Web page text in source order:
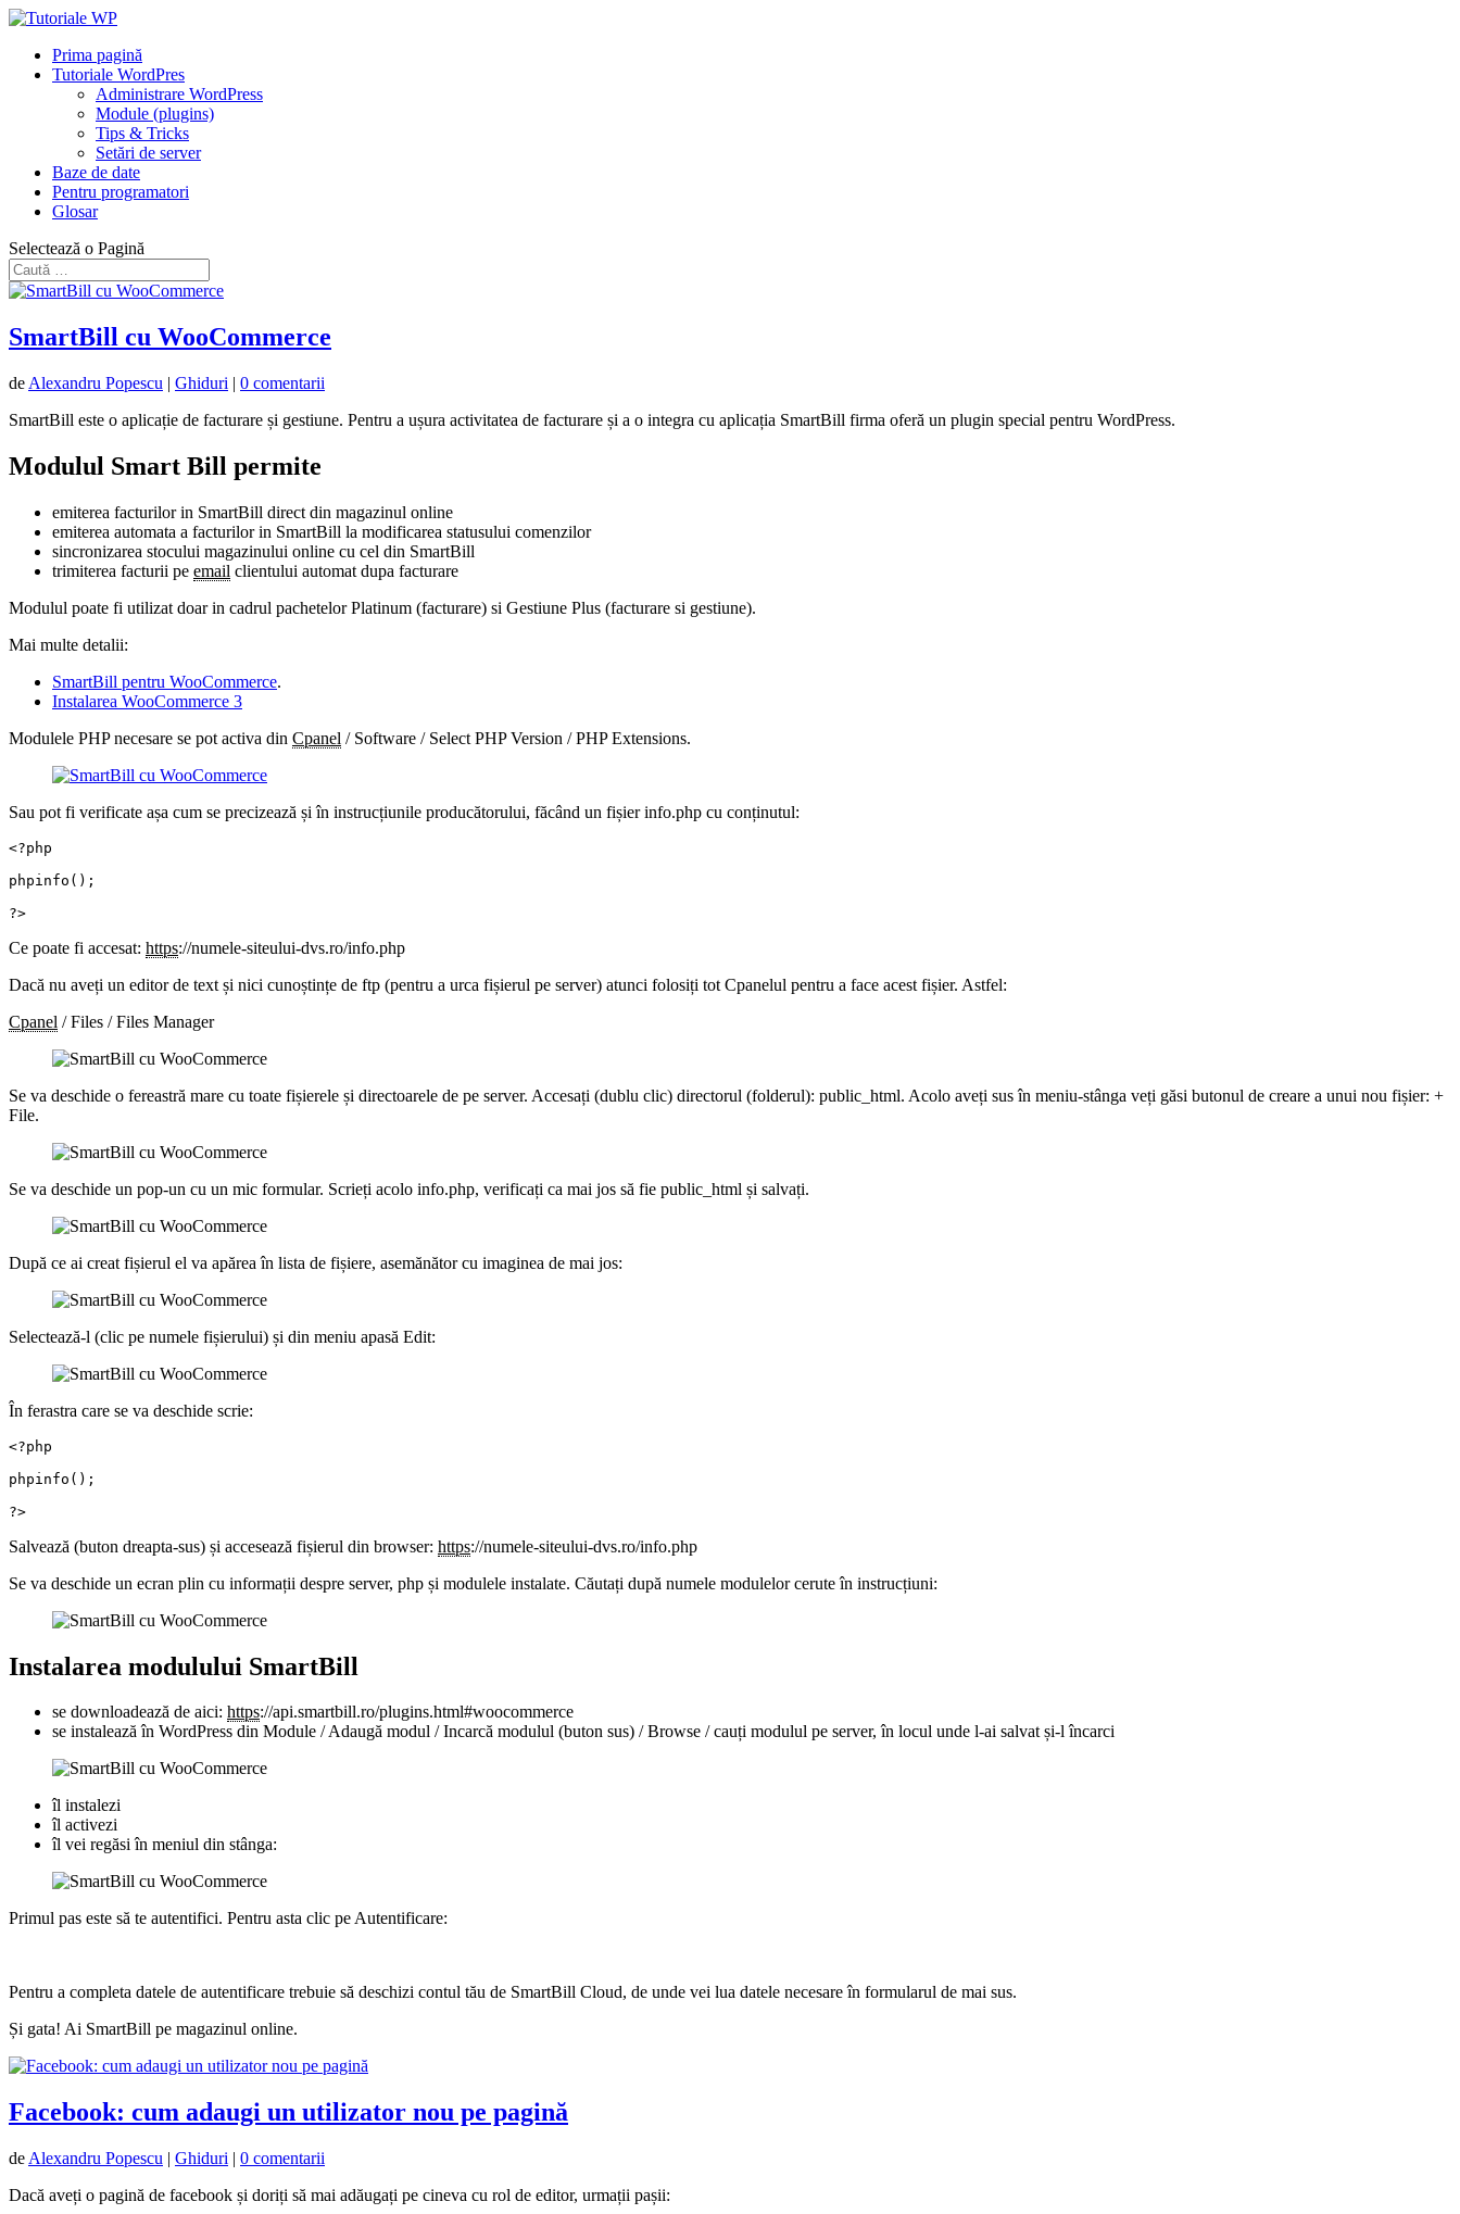
Prima pagină
Tutoriale WordPres
Administrare WordPress
Module (plugins)
Tips & Tricks
Setări de server
Baze de date
Pentru programatori
Glosar
Selectează o Pagină
SmartBill cu WooCommerce
de Alexandru Popescu | Ghiduri | 0 comentarii
SmartBill este o aplicație de facturare și gestiune. Pentru a ușura activitatea de facturare și a o integra cu aplicația SmartBill firma oferă un plugin special pentru WordPress.
Modulul Smart Bill permite
emiterea facturilor in SmartBill direct din magazinul online
emiterea automata a facturilor in SmartBill la modificarea statusului comenzilor
sincronizarea stocului magazinului online cu cel din SmartBill
trimiterea facturii pe email clientului automat dupa facturare
Modulul poate fi utilizat doar in cadrul pachetelor Platinum (facturare) si Gestiune Plus (facturare si gestiune).
Mai multe detalii:
SmartBill pentru WooCommerce.
Instalarea WooCommerce 3
Modulele PHP necesare se pot activa din Cpanel / Software / Select PHP Version / PHP Extensions.
Sau pot fi verificate așa cum se precizează și în instrucțiunile producătorului, făcând un fișier info.php cu conținutul:
<?php
phpinfo();
?>
Ce poate fi accesat: https://numele-siteului-dvs.ro/info.php
Dacă nu aveți un editor de text și nici cunoștințe de ftp (pentru a urca fișierul pe server) atunci folosiți tot Cpanelul pentru a face acest fișier. Astfel:
Cpanel / Files / Files Manager
Se va deschide o fereastră mare cu toate fișierele și directoarele de pe server. Accesați (dublu clic) directorul (folderul): public_html. Acolo aveți sus în meniu-stânga veți găsi butonul de creare a unui nou fișier: +
File.
Se va deschide un pop-un cu un mic formular. Scrieți acolo info.php, verificați ca mai jos să fie public_html și salvați.
După ce ai creat fișierul el va apărea în lista de fișiere, asemănător cu imaginea de mai jos:
Selectează-l (clic pe numele fișierului) și din meniu apasă Edit:
În ferastra care se va deschide scrie:
<?php
phpinfo();
?>
Salvează (buton dreapta-sus) și accesează fișierul din browser: https://numele-siteului-dvs.ro/info.php
Se va deschide un ecran plin cu informații despre server, php și modulele instalate. Căutați după numele modulelor cerute în instrucțiuni:
Instalarea modulului SmartBill
se downloadează de aici: https://api.smartbill.ro/plugins.html#woocommerce
se instalează în WordPress din Module / Adaugă modul / Incarcă modulul (buton sus) / Browse / cauți modulul pe server, în locul unde l-ai salvat și-l încarci
îl instalezi
îl activezi
îl vei regăsi în meniul din stânga:
Primul pas este să te autentifici. Pentru asta clic pe Autentificare:
Pentru a completa datele de autentificare trebuie să deschizi contul tău de SmartBill Cloud, de unde vei lua datele necesare în formularul de mai sus.
Și gata! Ai SmartBill pe magazinul online.
Facebook: cum adaugi un utilizator nou pe pagină
de Alexandru Popescu | Ghiduri | 0 comentarii
Dacă aveți o pagină de facebook și doriți să mai adăugați pe cineva cu rol de editor, urmații pașii: